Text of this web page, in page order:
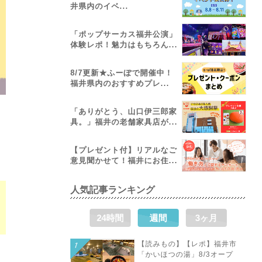
井県内のイベ...
「ポップサーカス福井公演」
体験レポ！魅力はもちろん...
8/7更新★ふーぽで開催中！
福井県内のおすすめプレ...
「ありがとう、山口伊三郎家
具。」福井の老舗家具店が...
【プレゼント付】リアルなご
意見聞かせて！福井にお住...
人気記事ランキング
24時間 週間 3ヶ月
【読みもの】【レポ】福井市
「かいほつの湯」8/3オープ